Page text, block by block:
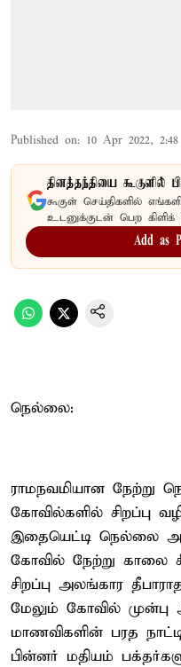
Published on: 10 Apr 2022,
தினத்தந்தியை கூகுளில்
கூகுள் செய்திகளில்
உடனுக்குடன் பெற கிளிக்
Add as
நெல்லை:
ராமநவமியான நேற்று
கோவில்களில் சிறப்பு
இதையெட்டி நெல்லை
கோவில் நேற்று காலை
சிறப்பு அலங்கார
மேலும் கோவில்
மாணவிகளின் பரத
பின்னர் மதியம்